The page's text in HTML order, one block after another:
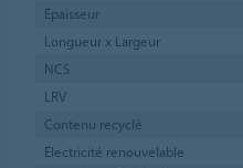
Épaisseur
Longueur x Largeur
NCS
LRV
Contenu recyclé
Électricité renouvelable